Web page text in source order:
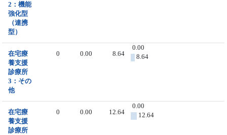
2：機能
強化型
（連携
型）
在宅療
養支援
診療所
3：その
他
0 0.00 8.64
0.00
8.64
在宅療
養支援
診療所
0 0.00 12.64
0.00
12.64